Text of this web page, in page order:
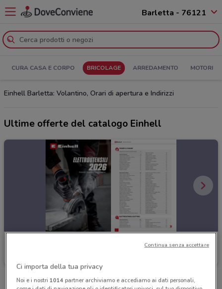
Barletta - 76121
CURA CASA E CORPO BRICOLAGE ARREDAMENTO MOTORI
Einhell Barletta: Volantino, Orari di apertura e Indirizzi
Ultime offerte del catalogo Einhell
Ci importa della tua privacy
Noi e i nostri 1014partner archiviamo e accediamo ai dati personali,
Continua senza accettare